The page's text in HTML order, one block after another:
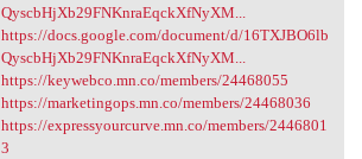
QyscbHjXb29FNKnraEqckXfNyXM...
https://docs.google.com/document/d/16TXJBO6lb
QyscbHjXb29FNKnraEqckXfNyXM...
https://keywebco.mn.co/members/24468055
https://marketingops.mn.co/members/24468036
https://expressyourcurve.mn.co/members/2446801
3